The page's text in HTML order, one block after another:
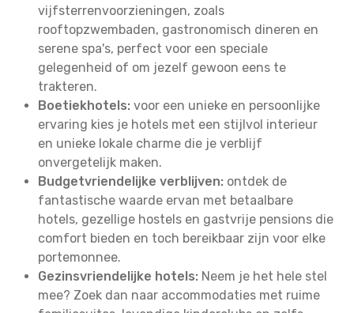
vijfsterrenvoorzieningen, zoals
rooftopzwembaden, gastronomisch dineren en
serene spa's, perfect voor een speciale
gelegenheid of om jezelf gewoon eens te
trakteren.
Boetiekhotels: voor een unieke en persoonlijke
ervaring kies je hotels met een stijlvol interieur
en unieke lokale charme die je verblijf
onvergetelijk maken.
Budgetvriendelijke verblijven: ontdek de
fantastische waarde ervan met betaalbare
hotels, gezellige hostels en gastvrije pensions die
comfort bieden en toch bereikbaar zijn voor elke
portemonnee.
Gezinsvriendelijke hotels: Neem je het hele stel
mee? Zoek dan naar accommodaties met ruime